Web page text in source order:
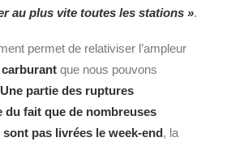
au plus vite toutes les stations ».
permet de relativiser l’ampleur
que nous pouvons
Une partie des ruptures
du fait que de nombreuses
pas livrées le week-end, la